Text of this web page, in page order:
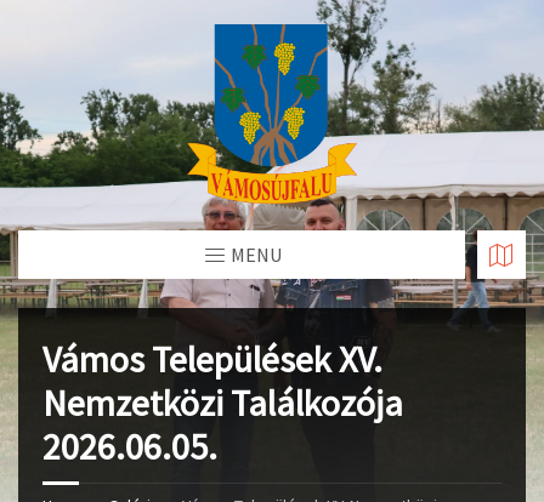
MENU
Vámos Települések XV.
Nemzetközi Találkozója
2026.06.05.